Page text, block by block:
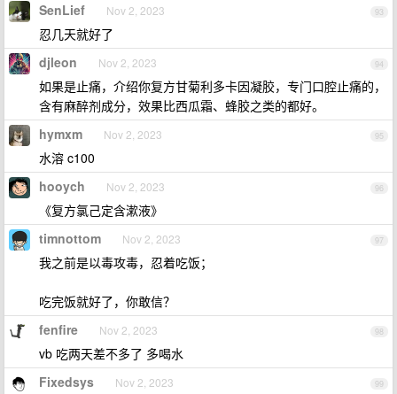
93
SenLief Nov 2, 2023
忍几天就好了
94
djleon Nov 2, 2023
如果是止痛，介绍你复方甘菊利多卡因凝胶，专门口腔止痛的，
含有麻醉剂成分，效果比西瓜霜、蜂胶之类的都好。
95
hymxm Nov 2, 2023
水溶 c100
96
hooych Nov 2, 2023
《复方氯己定含漱液》
97
timnottom Nov 2, 2023
我之前是以毒攻毒，忍着吃饭；
吃完饭就好了，你敢信？
98
fenfire Nov 2, 2023
vb 吃两天差不多了 多喝水
99
Fixedsys Nov 2, 2023